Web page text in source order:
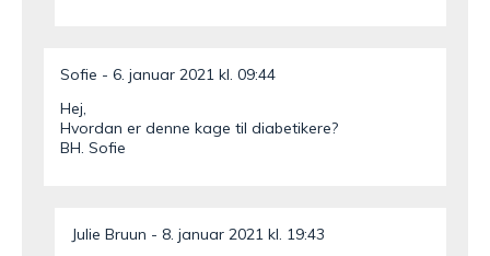
Sofie
6. januar 2021 kl. 09:44
Hej,
Hvordan er denne kage til diabetikere?
BH. Sofie
Julie Bruun
8. januar 2021 kl. 19:43